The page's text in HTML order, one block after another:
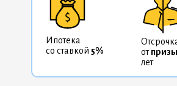
Ипотека
со ставкой 5%
от
лет